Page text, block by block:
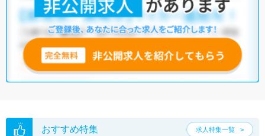
おすすめ特集 求人特集一覧